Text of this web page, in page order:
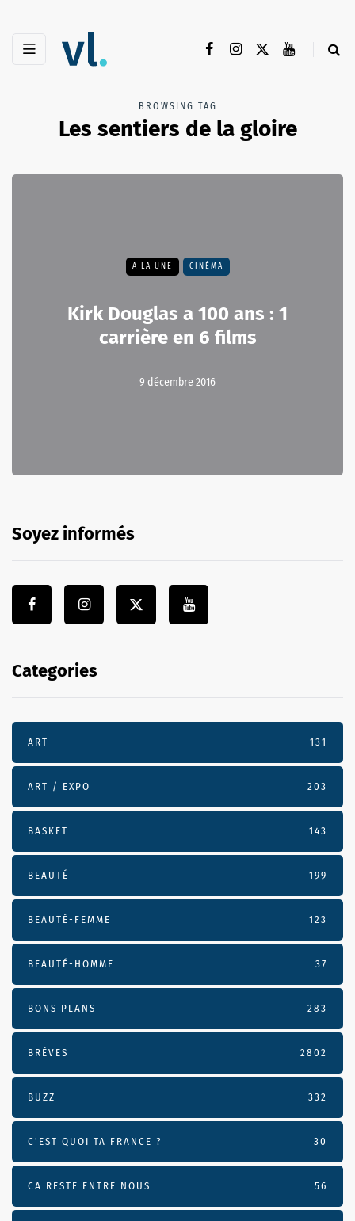
BROWSING TAG
Les sentiers de la gloire
A LA UNE CINÉMA
Kirk Douglas a 100 ans : 1
carrière en 6 films
9 décembre 2016
Soyez informés
Categories
ART 131
ART / EXPO 203
BASKET 143
BEAUTÉ 199
BEAUTÉ-FEMME 123
BEAUTÉ-HOMME 37
BONS PLANS 283
BRÈVES 2802
BUZZ 332
C'EST QUOI TA FRANCE ? 30
CA RESTE ENTRE NOUS 56